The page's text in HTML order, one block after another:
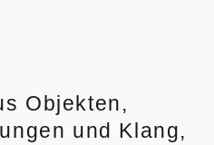
Objekten,
und Klang,